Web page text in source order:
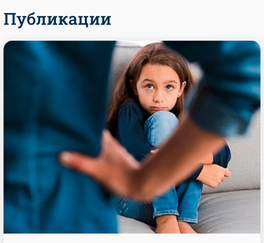
Публикации